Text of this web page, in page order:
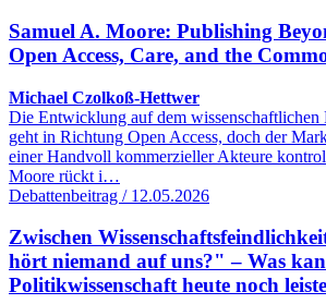
Samuel A. Moore: Publishing
Open Access, Care, and the
Michael Czolkoß-Hettwer
Die Entwicklung auf dem wissenschaftlichen
geht in Richtung Open Access, doch der
einer Handvoll kommerzieller Akteure
Moore rückt i…
Debattenbeitrag / 12.05.2026
Zwischen
hört niemand auf uns?" – Was
Politikwissenschaft heute noch